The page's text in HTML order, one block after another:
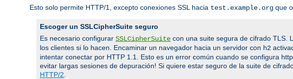
Esto solo permite HTTP/1, excepto conexiones SSL hacia test.example.org que
Escoger un SSLCipherSuite seguro
Es necesario configurar SSLCipherSuite con una suite segura de cifrado TLS.
los clientes si lo hacen. Encaminar un navegador hacia un servidor con h2
intentar conectar por HTTP 1.1. Esto es un error común cuando se configura
evitar largas sesiones de depuración! Si quiere estar seguro de la suite de
HTTP/2